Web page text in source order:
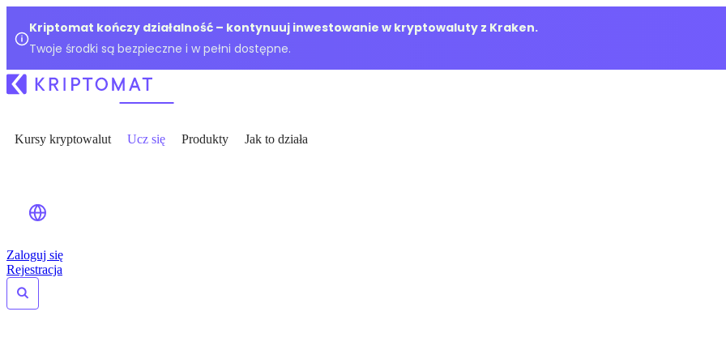
Kriptomat kończy działalność – kontynuuj inwestowanie w kryptowaluty z Kraken.
Twoje środki są bezpieczne i w pełni dostępne.
Kursy kryptowalut Ucz się Produkty Jak to działa
Zaloguj się
Rejestracja